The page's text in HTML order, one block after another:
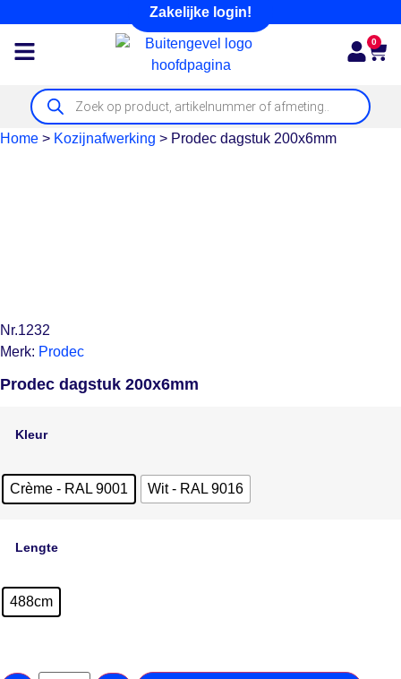
Zakelijke login!
0
Home > Kozijnafwerking > Prodec dagstuk 200x6mm
Nr.1232
Merk: Prodec
Prodec dagstuk 200x6mm
Kleur
Crème - RAL 9001 Wit - RAL 9016
Lengte
488cm